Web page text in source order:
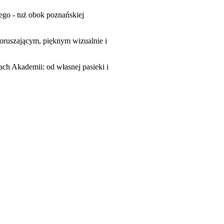
- tuż obok poznańskiej
pięknym wizualnie i
Akademii: od własnej pasieki i